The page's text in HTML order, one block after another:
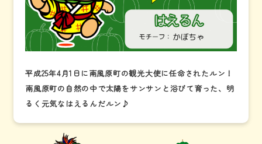
平成25年4月1日に南風原町の観光大使に任命されたルン！
南風原町の自然の中で太陽をサンサンと浴びて育った、明
るく元気なはえるんだルン♪